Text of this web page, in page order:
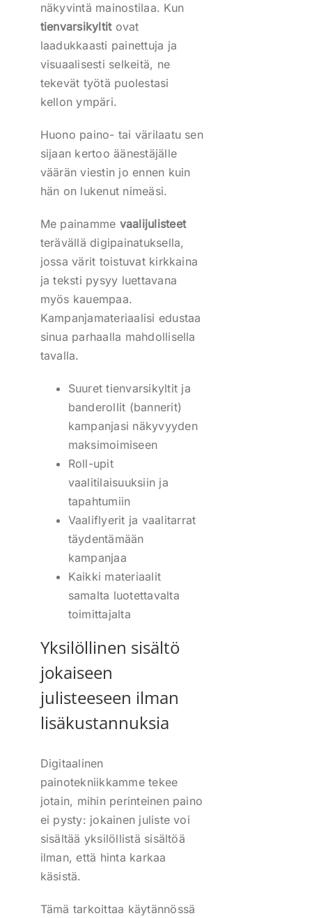
näkyvintä mainostilaa. Kun
tienvarsikyltitovat
laadukkaasti painettuja ja
visuaalisesti selkeitä, ne
tekevät työtä puolestasi
kellon ympäri.
Huono paino- tai värilaatu sen
sijaan kertoo äänestäjälle
väärän viestin jo ennen kuin
hän on lukenut nimeäsi.
Me painamme vaalijulisteet
terävällä digipainatuksella,
jossa värit toistuvat kirkkaina
ja teksti pysyy luettavana
myös kauempaa.
Kampanjamateriaalisi edustaa
sinua parhaalla mahdollisella
tavalla.
Suuret tienvarsikyltit ja
banderollit (bannerit)
kampanjasi näkyvyyden
maksimoimiseen
Roll-upit
vaalitilaisuuksiin ja
tapahtumiin
Vaaliflyerit ja vaalitarrat
täydentämään
kampanjaa
Kaikki materiaalit
samalta luotettavalta
toimittajalta
Yksilöllinen sisältö
jokaiseen
julisteeseen ilman
lisäkustannuksia
Digitaalinen
painotekniikkamme tekee
jotain, mihin perinteinen paino
ei pysty: jokainen juliste voi
sisältää yksilöllistä sisältöä
ilman, että hinta karkaa
käsistä.
Tämä tarkoittaa käytännössä